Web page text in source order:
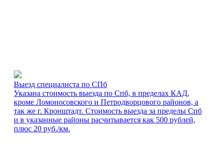
Выезд специалиста по СПб
Указана стоимость выезда по Спб, в пределах КАД,
кроме Ломоносовского и Петродворцового районов, а
так же г. Кронштадт. Стоимость выезда за пределы Спб
и в указанные районы расчитывается как 500 рублей,
плюс 20 руб./км.